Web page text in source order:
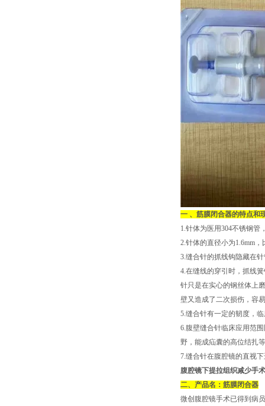
一 、筋膜闭合器的特点和
1.针体为医用304不锈钢
2.针体的直径小为1.6mm
3.缝合针的抓线钩隐藏在
4.在缝线的穿引时，抓线
针只是在实心的钢丝体上
壁又造成了二次损伤，容
5.缝合针有一定的韧度，
6.腹壁缝合针临床应用范
野，能成疝囊的高位结扎
7.缝合针在腹腔镜的直视
腹腔镜下提拉组织减少手
二、产品名：筋膜闭合器
微创腹腔镜手术已得到病